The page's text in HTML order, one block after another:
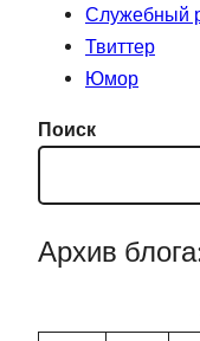
Служебный
Твиттер
Юмор
Поиск
Архив